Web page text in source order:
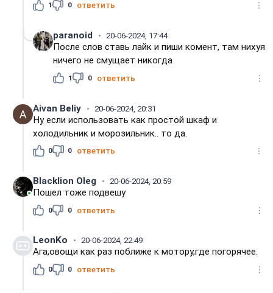
1 0 ответить
paranoid 20-06-2024, 17:44
После слов ставь лайк и пиши комент, там нихуя
ничего не смущает никогда
1 0 ответить
Aivan Beliy 20-06-2024, 20:31
Ну если использовать как простой шкаф и
холодильник и морозильник.. то да.
0 0 ответить
Blacklion Oleg 20-06-2024, 20:59
Пошел тоже подвешу
0 0 ответить
LeonKo 20-06-2024, 22:49
Ага,овощи как раз поближе к мотору,где погорячее.
0 0 ответить